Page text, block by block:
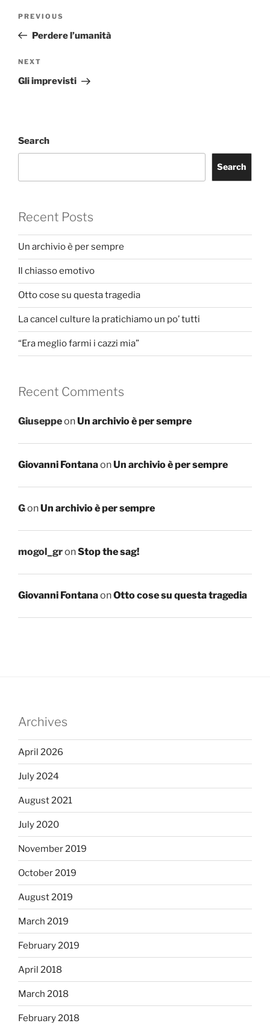
Previous
Post
PREVIOUS
Perdere l’umanità
Next
Post
NEXT
Gli imprevisti
Search
Search
Recent Posts
Un archivio è per sempre
Il chiasso emotivo
Otto cose su questa tragedia
La cancel culture la pratichiamo un po’ tutti
“Era meglio farmi i cazzi mia”
Recent Comments
GiuseppeonUn archivio è per sempre
Giovanni FontanaonUn archivio è per sempre
GonUn archivio è per sempre
mogol_gronStop the sag!
Giovanni FontanaonOtto cose su questa tragedia
Archives
April 2026
July 2024
August 2021
July 2020
November 2019
October 2019
August 2019
March 2019
February 2019
April 2018
March 2018
February 2018